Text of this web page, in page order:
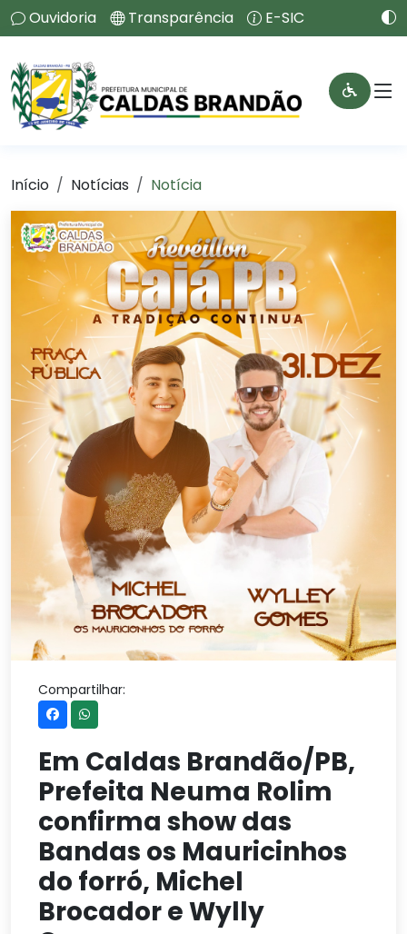
Ouvidoria Transparência E-SIC
Início Notícias Notícia
Compartilhar:
Em Caldas Brandão/PB,
Prefeita Neuma Rolim
confirma show das
Bandas os Mauricinhos
do forró, Michel
Brocador e Wylly